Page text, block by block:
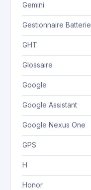
Gemini
Gestionnaire Batterie
GHT
Glossaire
Google
Google Assistant
Google Nexus One
GPS
H
Honor